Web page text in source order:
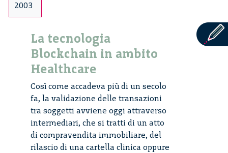
2003
La tecnologia
Blockchain in ambito
Healthcare
Così come accadeva più di un secolo
fa, la validazione delle transazioni
tra soggetti avviene oggi attraverso
intermediari, che si tratti di un atto
di compravendita immobiliare, del
rilascio di una cartella clinica oppure